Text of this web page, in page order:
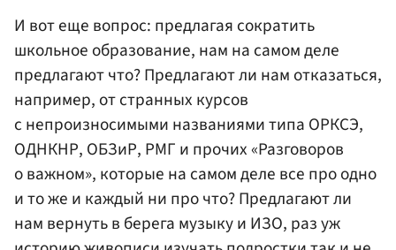
И вот еще вопрос: предлагая сократить
школьное образование, нам на самом деле
предлагают что? Предлагают ли нам отказаться,
например, от странных курсов
с непроизносимыми названиями типа ОРКСЭ,
ОДНКНР, ОБЗиР, РМГ и прочих «Разговоров
о важном», которые на самом деле все про одно
и то же и каждый ни про что? Предлагают ли
нам вернуть в берега музыку и ИЗО, раз уж